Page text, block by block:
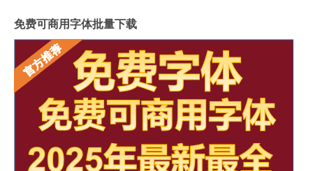
免费可商用字体批量下载